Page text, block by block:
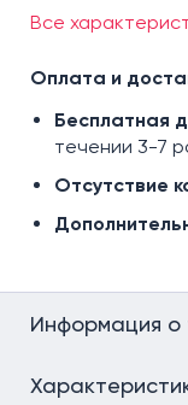
56-58, 170-176
60-62, 170-176
Все
Оплата и
Бесплатная
течении 3-7
Отсутствие
Информация о